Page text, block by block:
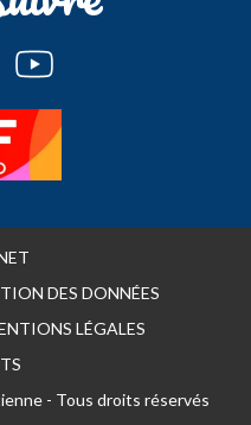
DES DONNÉES
LÉGALES
- Tous droits réservés